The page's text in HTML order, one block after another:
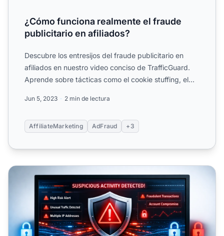
¿Cómo funciona realmente el fraude
publicitario en afiliados?
Descubre los entresijos del fraude publicitario en
afiliados en nuestro video conciso de TrafficGuard.
Aprende sobre tácticas como el cookie stuffing, el
Jun 5, 2023 2 min de lectura
AffiliateMarketing AdFraud +3
¿Qué es el fraude de afiliados?